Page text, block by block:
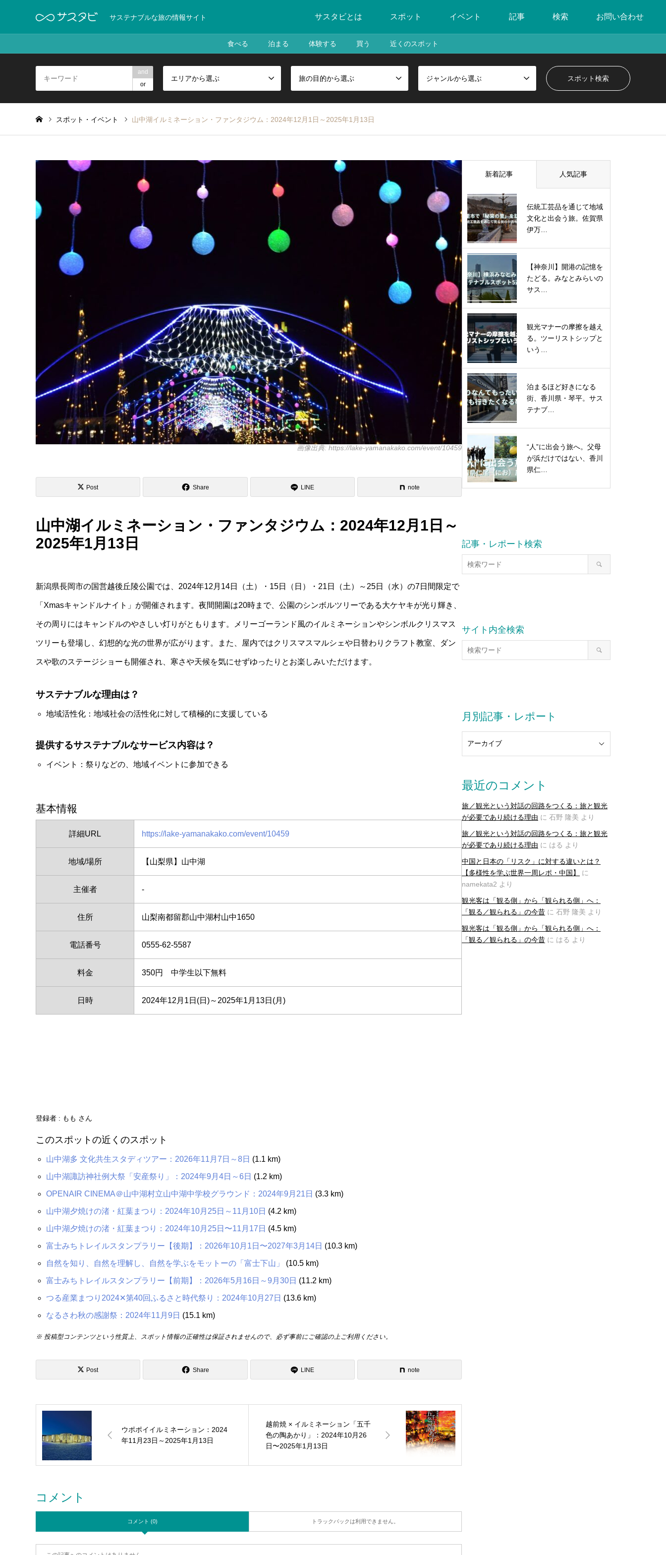
サステナブルな旅の情報サイト サスタビとは スポット イベント 記事 検索 お問い合わせ
食べる 泊まる 体験する 買う 近くのスポット
and
or
エリアから選ぶ 旅の目的から選ぶ ジャンルから選ぶ
スポット・イベント 山中湖イルミネーション・ファンタジウム：2024年12月1日～2025年1月13日
画像出典: https://lake-yamanakako.com/event/10459
Post Share LINE note
山中湖イルミネーション・ファンタジウム：2024年12月1日～
2025年1月13日
新潟県長岡市の国営越後丘陵公園では、2024年12月14日（土）・15日（日）・21日（土）～25日（水）の7日間限定で
「Xmasキャンドルナイト」が開催されます。夜間開園は20時まで、公園のシンボルツリーである大ケヤキが光り輝き、
その周りにはキャンドルのやさしい灯りがともります。メリーゴーランド風のイルミネーションやシンボルクリスマス
ツリーも登場し、幻想的な光の世界が広がります。また、屋内ではクリスマスマルシェや日替わりクラフト教室、ダン
スや歌のステージショーも開催され、寒さや天候を気にせずゆったりとお楽しみいただけます。
サステナブルな理由は？
地域活性化：地域社会の活性化に対して積極的に支援している
提供するサステナブルなサービス内容は？
イベント：祭りなどの、地域イベントに参加できる
基本情報
詳細URL https://lake-yamanakako.com/event/10459
地域/場所 【山梨県】山中湖
主催者 -
住所 山梨南都留郡山中湖村山中1650
電話番号 0555-62-5587
料金 350円 中学生以下無料
日時 2024年12月1日(日)～2025年1月13日(月)
登録者 : もも さん
このスポットの近くのスポット
山中湖多 文化共生スタディツアー：2026年11月7日～8日 (1.1 km)
山中湖諏訪神社例大祭「安産祭り」：2024年9月4日～6日 (1.2 km)
OPENAIR CINEMA＠山中湖村立山中湖中学校グラウンド：2024年9月21日 (3.3 km)
山中湖夕焼けの渚・紅葉まつり：2024年10月25日～11月10日 (4.2 km)
山中湖夕焼けの渚・紅葉まつり：2024年10月25日〜11月17日 (4.5 km)
富士みちトレイルスタンプラリー【後期】：2026年10月1日〜2027年3月14日 (10.3 km)
自然を知り、自然を理解し、自然を学ぶをモットーの「富士下山」 (10.5 km)
富士みちトレイルスタンプラリー【前期】：2026年5月16日～9月30日 (11.2 km)
つる産業まつり2024✕第40回ふるさと時代祭り：2024年10月27日 (13.6 km)
なるさわ秋の感謝祭：2024年11月9日 (15.1 km)
※ 投稿型コンテンツという性質上、スポット情報の正確性は保証されませんので、必ず事前にご確認の上ご利用ください。
Post Share LINE note
ウポポイイルミネーション：2024
年11月23日～2025年1月13日
越前焼 × イルミネーション「五千
色の陶あかり」：2024年10月26
日〜2025年1月13日
コメント
コメント (0) トラックバックは利用できません。
新着記事 人気記事
伝統工芸品を通じて地域
文化と出会う旅。佐賀県
伊万…
【神奈川】開港の記憶を
たどる。みなとみらいの
サス…
観光マナーの摩擦を越え
る。ツーリストシップと
いう…
泊まるほど好きになる
街、香川県・琴平。サス
テナブ…
“人”に出会う旅へ。父母
が浜だけではない、香川
県仁…
記事・レポート検索
サイト内全検索
月別記事・レポート
最近のコメント
旅／観光という対話の回路をつくる：旅と観光
が必要であり続ける理由 に 石野 隆美 より
旅／観光という対話の回路をつくる：旅と観光
が必要であり続ける理由 に はる より
中国と日本の「リスク」に対する違いとは？
【多様性を学ぶ世界一周レポ・中国】
に
namekata2 より
観光客は「観る側」から「観られる側」へ：
「観る／観られる」の今昔 に 石野 隆美 より
観光客は「観る側」から「観られる側」へ：
「観る／観られる」の今昔 に はる より